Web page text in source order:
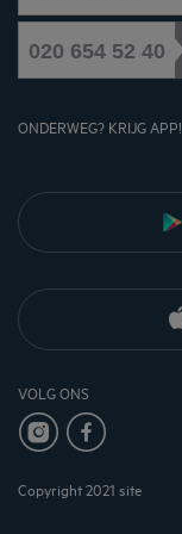
020 654 52 40
ONDERWEG? KRIJG APP!
VOLG ONS
Copyright 2021 site